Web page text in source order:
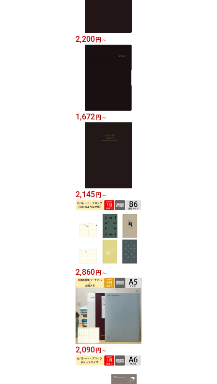
2,200 円 ～
1,672 円 ～
2,145 円 ～
2,860 円 ～
2,090 円 ～